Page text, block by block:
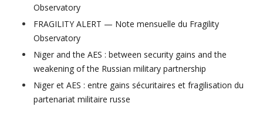
Observatory
FRAGILITY ALERT — Note mensuelle du Fragility
Observatory
Niger and the AES : between security gains and the
weakening of the Russian military partnership
Niger et AES : entre gains sécuritaires et fragilisation du
partenariat militaire russe